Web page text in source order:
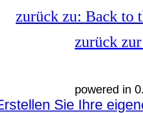
zurück zu: Back to
zurück
powered in
Sie Ihre